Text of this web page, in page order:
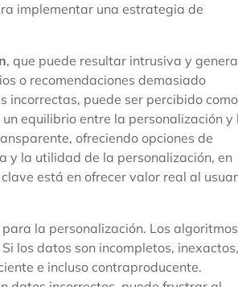
implementar una estrategia de
, que puede resultar intrusiva y
o recomendaciones demasiado
incorrectas, puede ser percibido como
un equilibrio entre la personalización y
ofreciendo opciones de
y la utilidad de la personalización, en
está en ofrecer valor real al
la personalización. Los algoritmos
los datos son incompletos, inexactos,
e incluso contraproducente.